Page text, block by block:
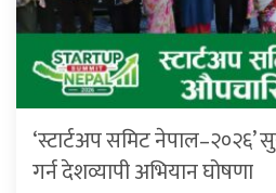
‘स्टार्टअप समिट नेपाल–२०२६’
गर्न देशव्यापी अभियान घोषणा